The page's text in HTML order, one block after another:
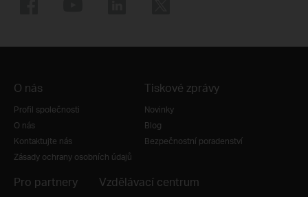
O nás
Profil společnosti
O nás
Kontaktujte nás
Zásady ochrany osobních údajů
Tiskové zprávy
Novinky
Blog
Bezpečnostní poradenství
Pro partnery Vzdělávací centrum